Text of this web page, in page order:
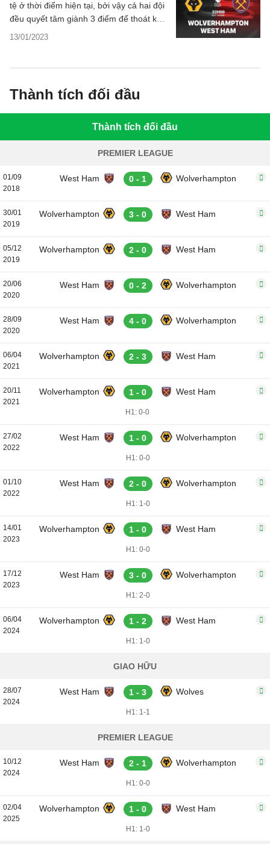
13/01/2023
tệ ở thời điểm hiện tại, bởi vậy cả hai đội
đều quyết tâm giành 3 điểm để thoát khỏi
nhóm nguy hiểm.
Thành tích đối đầu
Thành tích đối đầu
PREMIER LEAGUE
01/09
2018
West Ham 0 - 1 Wolverhampton
30/01
2019
Wolverhampton 3 - 0 West Ham
05/12
2019
Wolverhampton 2 - 0 West Ham
20/06
2020
West Ham 0 - 2 Wolverhampton
28/09
2020
West Ham 4 - 0 Wolverhampton
06/04
2021
Wolverhampton 2 - 3 West Ham
20/11
2021
Wolverhampton 1 - 0 West Ham
H1: 0-0
27/02
2022
West Ham 1 - 0 Wolverhampton
H1: 0-0
01/10
2022
West Ham 2 - 0 Wolverhampton
H1: 1-0
14/01
2023
Wolverhampton 1 - 0 West Ham
H1: 0-0
17/12
2023
West Ham 3 - 0 Wolverhampton
H1: 2-0
06/04
2024
Wolverhampton 1 - 2 West Ham
H1: 1-0
GIAO HỮU
28/07
2024
West Ham 1 - 3 Wolves
H1: 1-1
PREMIER LEAGUE
10/12
2024
West Ham 2 - 1 Wolverhampton
H1: 0-0
02/04
2025
Wolverhampton 1 - 0 West Ham
H1: 1-0